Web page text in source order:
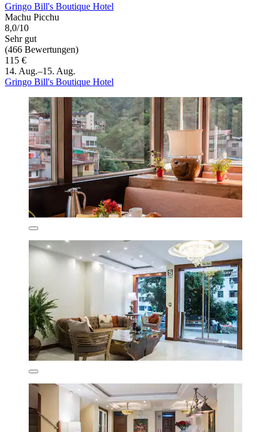
Gringo Bill's Boutique Hotel
Machu Picchu
8,0/10
Sehr gut
(466 Bewertungen)
115 €
14. Aug.–15. Aug.
Gringo Bill's Boutique Hotel